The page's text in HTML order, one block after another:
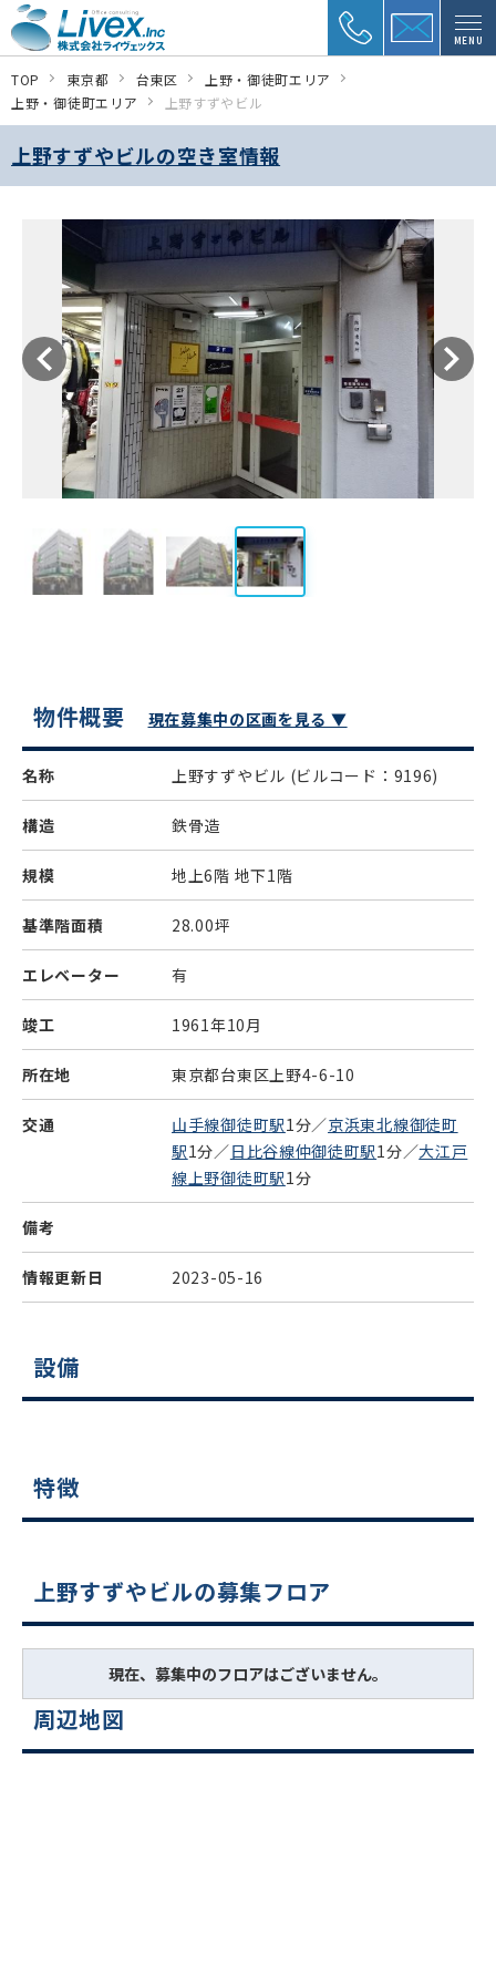
MENU
TOP 東京都 台東区
上野・御徒町エリア
上野・御徒町エリア
上野すずやビル
上野すずやビルの空き室情報
物件概要 現在募集中の区画を見る ▼
名称 上野すずやビル (ビルコード：9196)
構造 鉄骨造
規模 地上6階 地下1階
基準階面積 28.00坪
エレベーター 有
竣工 1961年10月
所在地 東京都台東区上野4-6-10
交通 山手線御徒町駅1分／京浜東北線御徒町
駅1分／日比谷線仲御徒町駅1分／大江戸
線上野御徒町駅1分
備考
情報更新日 2023-05-16
設備
特徴
上野すずやビルの募集フロア
現在、募集中のフロアはございません。
周辺地図